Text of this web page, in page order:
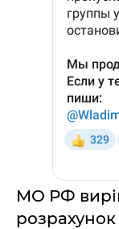
МО РФ